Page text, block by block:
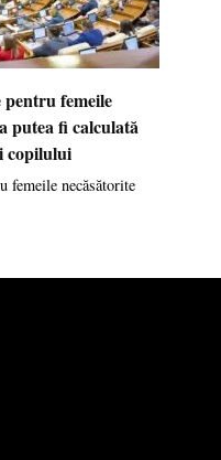
femeile
putea fi calculată
copilului
femeile necăsătorite